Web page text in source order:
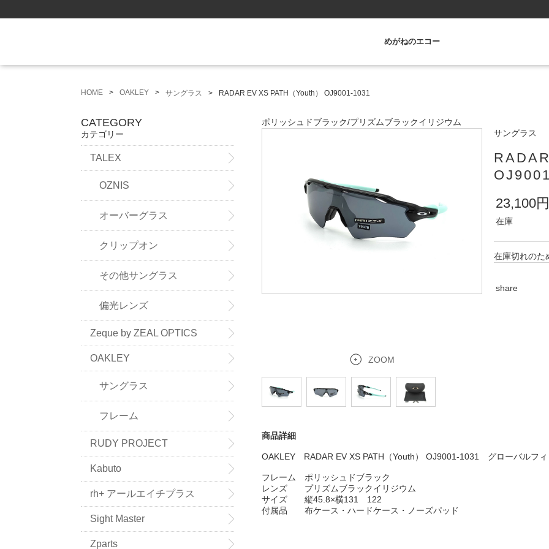
めがねのエコー
HOME OAKLEY サングラス RADAR EV XS PATH（Youth） OJ9001-1031
ポリッシュドブラック/プリズムブラックイリジウム
ZOOM
サングラス
23,100円
在庫
在庫切れのた
share
商品詳細
OAKLEY RADAR EV XS PATH（Youth） OJ9001-1031 グローバルフィ
フレーム ポリッシュドブラック
レンズ プリズムブラックイリジウム
サイズ 縦45.8×横131 122
付属品 布ケース・ハードケース・ノーズパッド
CATEGORY
カテゴリー
TALEX
OZNIS
オーバーグラス
クリップオン
その他サングラス
偏光レンズ
Zeque by ZEAL OPTICS
OAKLEY
サングラス
フレーム
RUDY PROJECT
Kabuto
rh+ アールエイチプラス
Sight Master
Zparts